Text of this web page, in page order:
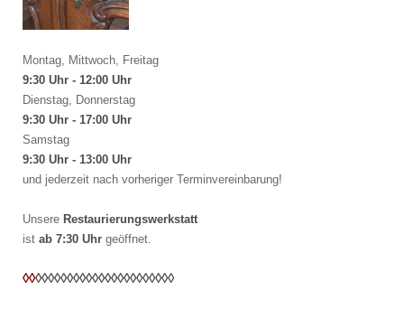
Montag, Mittwoch, Freitag
9:30 Uhr - 12:00 Uhr
Dienstag, Donnerstag
9:30 Uhr - 17:00 Uhr
Samstag
9:30 Uhr - 13:00 Uhr
und jederzeit nach vorheriger Terminvereinbarung!
Unsere Restaurierungswerkstatt
ist ab 7:30 Uhr geöffnet.
◊◊◊◊◊◊◊◊◊◊◊◊◊◊◊◊◊◊◊◊◊◊◊◊